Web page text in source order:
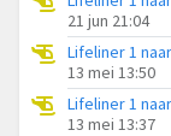
21 jun 21:04
Lifeliner 1
13 mei 13:50
Lifeliner 1
13 mei 13:37